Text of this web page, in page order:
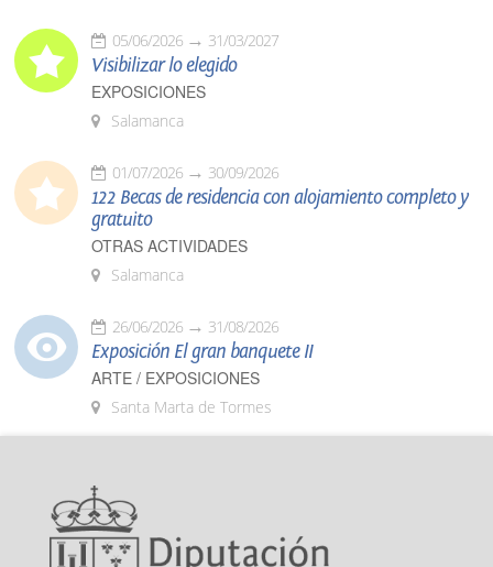
05/06/2026 31/03/2027
Visibilizar lo elegido
EXPOSICIONES
Salamanca
01/07/2026 30/09/2026
122 Becas de residencia con alojamiento completo y
gratuito
OTRAS ACTIVIDADES
Salamanca
26/06/2026 31/08/2026
Exposición El gran banquete II
ARTE / EXPOSICIONES
Santa Marta de Tormes